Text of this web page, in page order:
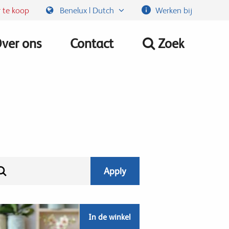
te koop Benelux | Dutch Werken bij
ons Contact Zoek
In de winkel